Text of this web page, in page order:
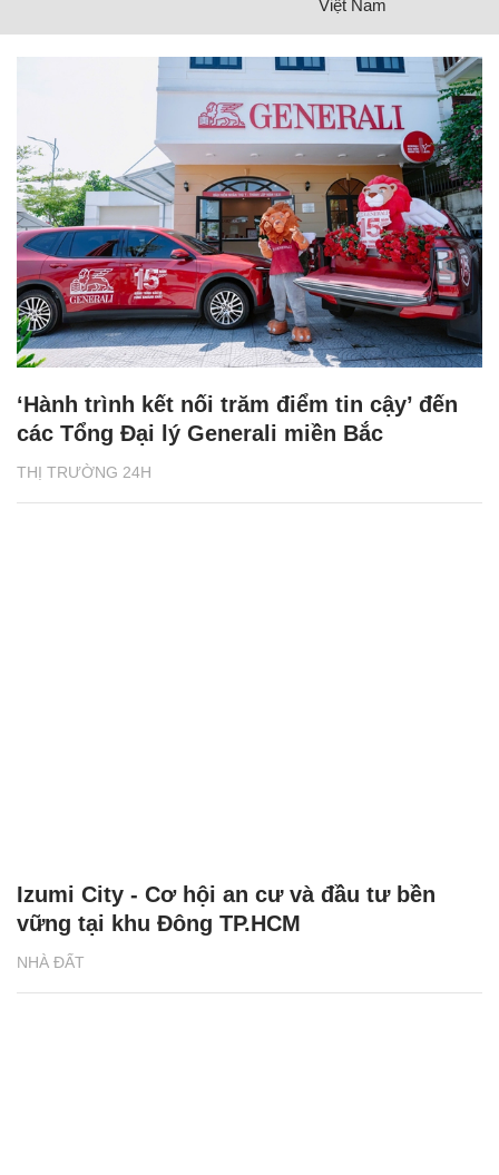
Việt Nam
THỊ TRƯỜNG 24H
‘Hành trình kết nối trăm điểm tin cậy’ đến
các Tổng Đại lý Generali miền Bắc
NHÀ ĐẤT
Izumi City - Cơ hội an cư và đầu tư bền
vững tại khu Đông TP.HCM